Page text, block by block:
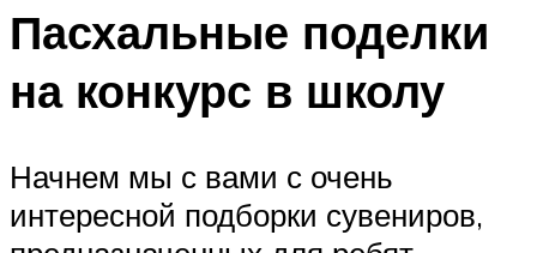
Пасхальные поделки
на конкурс в школу
Начнем мы с вами с очень
интересной подборки сувениров,